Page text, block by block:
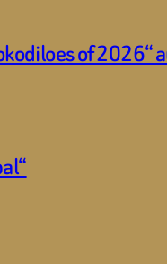
of 2026“